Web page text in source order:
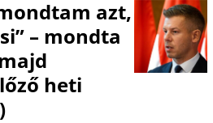
azt,
– mondta
heti